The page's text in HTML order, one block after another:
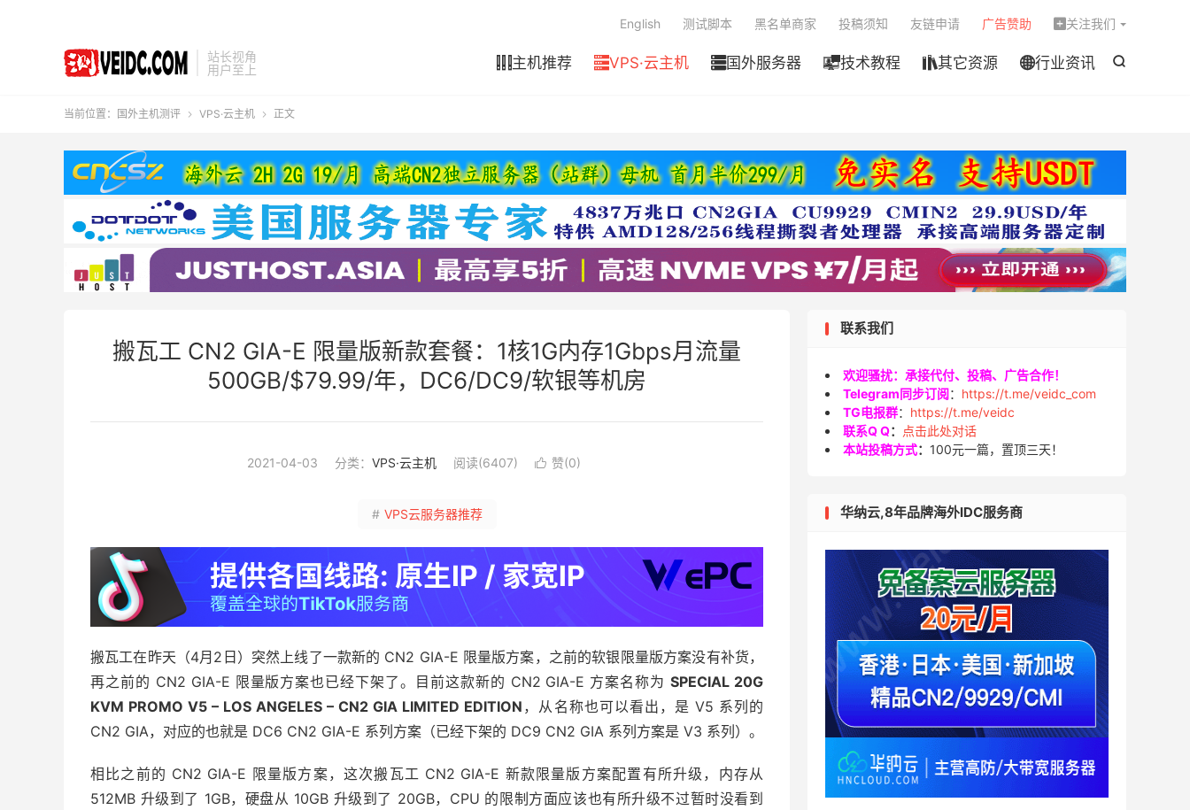
站长视角
用户至上

主机推荐 VPS·云主机 国外服务器 技术教程 其它资源 行业资讯
English 测试脚本 黑名单商家 投稿须知 友链申请 广告赞助  关注我们
当前位置： 国外主机测评  VPS·云主机  正文
搬瓦工 CN2 GIA-E 限量版新款套餐：1核1G内存1Gbps月流量
500GB/$79.99/年，DC6/DC9/软银等机房
2021-04-03 分类： VPS·云主机 阅读(6407)  赞(0)
# VPS云服务器推荐
搬瓦工在昨天（4月2日）突然上线了一款新的 CN2 GIA-E 限量版方案，之前的软银限量版方案没有补货，
再之前的 CN2 GIA-E 限量版方案也已经下架了。目前这款新的 CN2 GIA-E 方案名称为SPECIAL 20G
KVM PROMO V5 – LOS ANGELES – CN2 GIA LIMITED EDITION ，从名称也可以看出，是 V5 系列的
CN2 GIA，对应的也就是 DC6 CN2 GIA-E 系列方案（已经下架的 DC9 CN2 GIA 系列方案是 V3 系列）。
相比之前的 CN2 GIA-E 限量版方案，这次搬瓦工 CN2 GIA-E 新款限量版方案配置有所升级，内存从
512MB 升级到了 1GB，硬盘从 10GB 升级到了 20GB，CPU 的限制方面应该也有所升级不过暂时没看到
联系我们
欢迎骚扰：承接代付、投稿、广告合作！
Telegram同步订阅： https://t.me/veidc_com
TG电报群： https://t.me/veidc
联系Q Q：
点击此处对话
本站投稿方式： 100元一篇，置顶三天！
华纳云,8年品牌海外IDC服务商